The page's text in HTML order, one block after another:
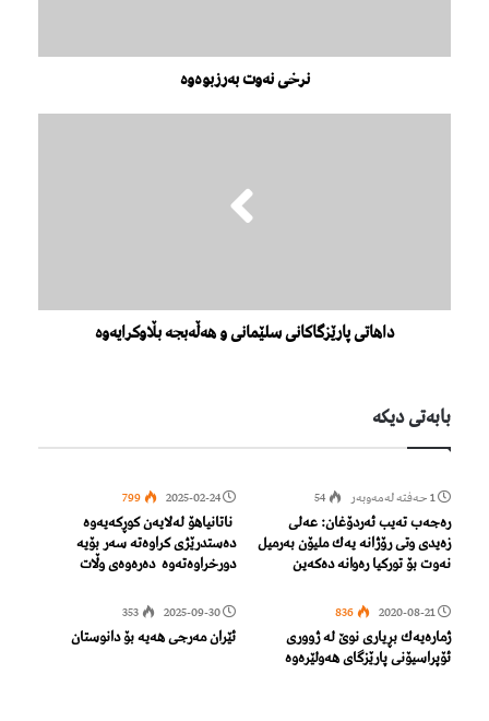
نرخی نەوت بەرزبوەوە
داهاتی پارێزگاکانی سلێمانی و هەڵەبجە بڵاوکرایەوە
بابەتی دیكە
1 حەفتە لەمەوبەر 54
رەجەب تەیب ئەردۆغان: عەلی
زەیدی وتی رۆژانە یەك ملیۆن بەرمیل
نەوت بۆ توركیا رەوانە دەكەین
2025-02-24
799
ناتانیاهۆ لەلایەن كوڕكەیەوە
دەستدرێژی كراوەتە سەر بۆیە
دورخراوەتەوە دەرەوەی وڵات
2020-08-21
836
ژماره‌یه‌ك بڕیاری نوێ له‌ ژووری
ئۆپراسیۆنی پارێزگای هه‌ولێره‌وه‌
2025-09-30
353
ئێران مەرجی هەیە بۆ دانوستان